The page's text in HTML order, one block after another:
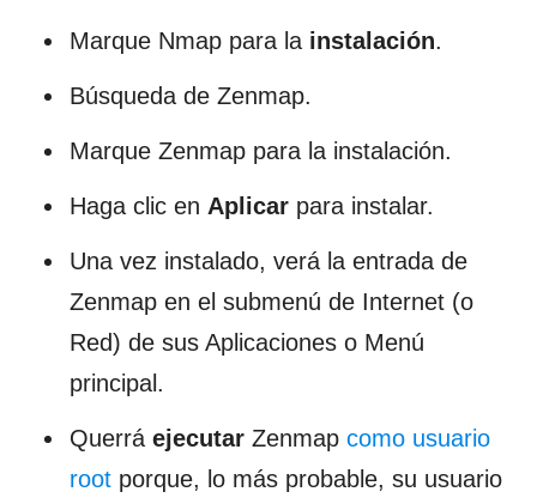
Marque Nmap para la instalación.
Búsqueda de Zenmap.
Marque Zenmap para la instalación.
Haga clic en Aplicar para instalar.
Una vez instalado, verá la entrada de
Zenmap en el submenú de Internet (o
Red) de sus Aplicaciones o Menú
principal.
Querrá ejecutar Zenmap como usuario
root porque, lo más probable, su usuario